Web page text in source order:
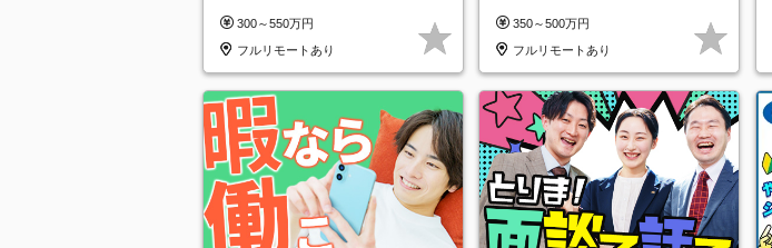
300～550万円
フルリモートあり
350～500万円
フルリモートあり